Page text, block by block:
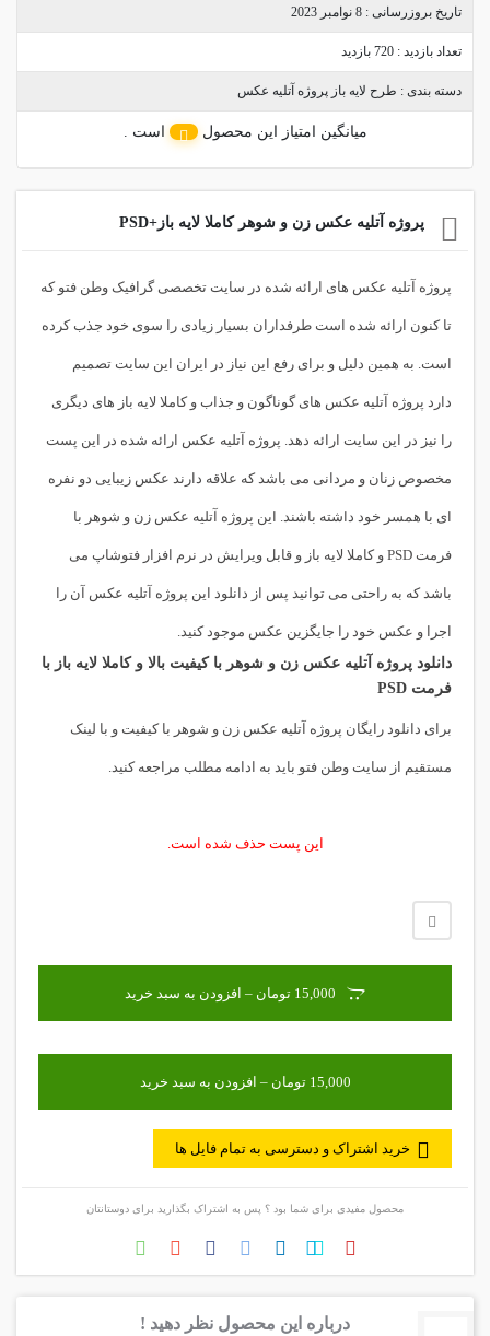
تاریخ بروزرسانی : 8 نوامبر 2023
تعداد بازدید : 720 بازدید
دسته بندی : طرح لایه باز پروژه آتلیه عکس
میانگین امتیاز این محصول است .
پروژه آتلیه عکس زن و شوهر کاملا لایه باز+PSD
پروژه آتلیه عکس های ارائه شده در سایت تخصصی گرافیک وطن فتو که
تا کنون ارائه شده است طرفداران بسیار زیادی را سوی خود جذب کرده
است. به همین دلیل و برای رفع این نیاز در ایران این سایت تصمیم
دارد پروژه آتلیه عکس های گوناگون و جذاب و کاملا لایه باز های دیگری
را نیز در این سایت ارائه دهد. پروژه آتلیه عکس ارائه شده در این پست
مخصوص زنان و مردانی می باشد که علاقه دارند عکس زیبایی دو نفره
ای با همسر خود داشته باشند. این پروژه آتلیه عکس زن و شوهر با
فرمت PSD و کاملا لایه باز و قابل ویرایش در نرم افزار فتوشاپ می
باشد که به راحتی می توانید پس از دانلود این پروژه آتلیه عکس آن را
اجرا و عکس خود را جایگزین عکس موجود کنید.
دانلود پروژه آتلیه عکس زن و شوهر با کیفیت بالا و کاملا لایه باز با
فرمت PSD
برای دانلود رایگان پروژه آتلیه عکس زن و شوهر با کیفیت و با لینک
مستقیم از سایت وطن فتو باید به ادامه مطلب مراجعه کنید.
این پست حذف شده است.
15,000 تومان – افزودن به سبد خرید
خرید اشتراک و دسترسی به تمام فایل ها
محصول مفیدی برای شما بود ؟ پس به اشتراک بگذارید برای دوستانتان
درباره این محصول نظر دهید !